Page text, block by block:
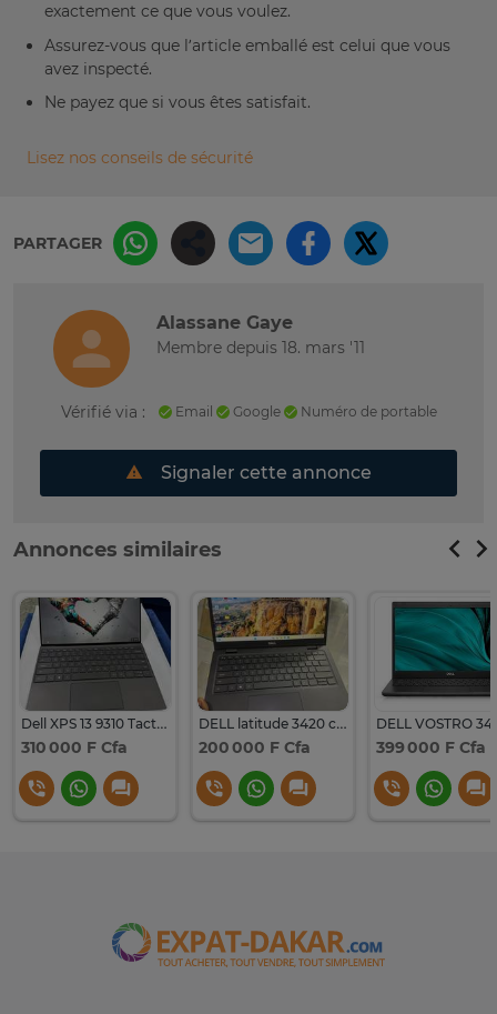
exactement ce que vous voulez.
Assurez-vous que l’article emballé est celui que vous
avez inspecté.
Ne payez que si vous êtes satisfait.
Lisez nos conseils de sécurité
PARTAGER
Alassane Gaye
Membre depuis 18. mars '11
Vérifié via : Email Google Numéro de portable
Signaler cette annonce
Annonces similaires
Dell XPS 13 9310 Tactile Core i5 11th Ram 16Go SSD 512Go
310 000 F Cfa
DELL latitude 3420 core i5 11th génération
200 000 F Cfa 399 000 F Cfa